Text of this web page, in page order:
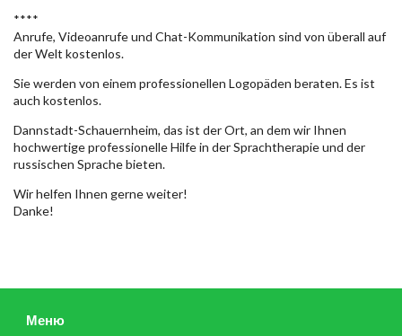
****
Anrufe, Videoanrufe und Chat-Kommunikation sind von überall auf
der Welt kostenlos.
Sie werden von einem professionellen Logopäden beraten. Es ist
auch kostenlos.
Dannstadt-Schauernheim, das ist der Ort, an dem wir Ihnen
hochwertige professionelle Hilfe in der Sprachtherapie und der
russischen Sprache bieten.
Wir helfen Ihnen gerne weiter!
Danke!
Меню